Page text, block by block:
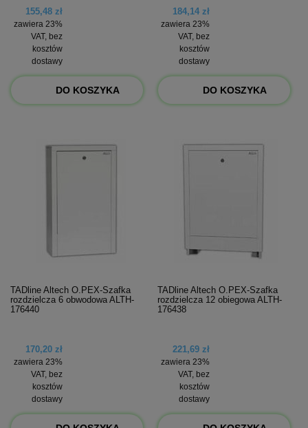
155,48 zł
zawiera 23%
VAT, bez
kosztów
dostawy
DO KOSZYKA
184,14 zł
zawiera 23%
VAT, bez
kosztów
dostawy
DO KOSZYKA
TADline Altech O.PEX-Szafka
rozdzielcza 6 obwodowa ALTH-
176440
170,20 zł
zawiera 23%
VAT, bez
kosztów
dostawy
TADline Altech O.PEX-Szafka
rozdzielcza 12 obiegowa ALTH-
176438
221,69 zł
zawiera 23%
VAT, bez
kosztów
dostawy